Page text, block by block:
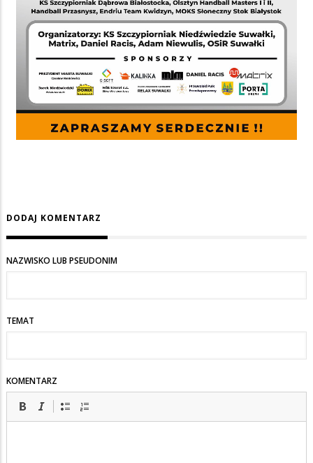
DODAJ KOMENTARZ
NAZWISKO LUB PSEUDONIM
TEMAT
KOMENTARZ